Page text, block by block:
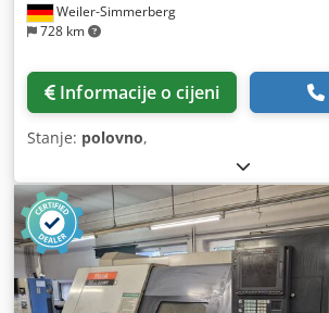
Weiler-Simmerberg
728 km
Informacije o cijeni
Stanje: polovno,